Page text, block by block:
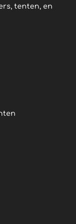
tenten, en